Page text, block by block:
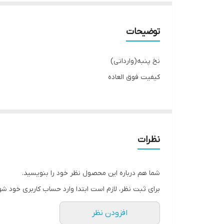
توضیحات
نخ پنبه(وارداتی)
کیفیت فوق العاده
نظرات
شما هم درباره این محصول نظر خود را بنویسید.
برای ثبت نظر، لازم است ابتدا وارد حساب کاربری خود
افزودن نظر